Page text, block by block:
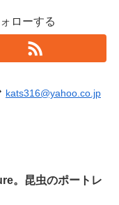
ローする
kats316@yahoo.co.jp
。昆虫のポートレ